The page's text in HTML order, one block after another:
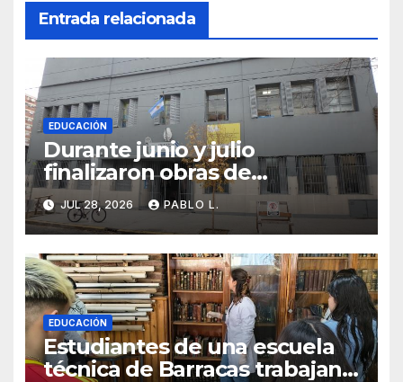
Entrada relacionada
EDUCACIÓN
Durante junio y julio
finalizaron obras de
infraestructura en doce
establecimientos educativos
ubicados en nueve comunas
JUL 28, 2026 PABLO L.
EDUCACIÓN
Estudiantes de una escuela
técnica de Barracas trabajan